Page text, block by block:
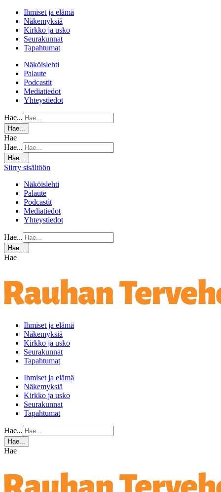
Ihmiset ja elämä
Näkemyksiä
Kirkko ja usko
Seurakunnat
Tapahtumat
Näköislehti
Palaute
Podcastit
Mediatiedot
Yhteystiedot
Hae...
Hae...
Hae
Hae...
Hae...
Siirry sisältöön
Näköislehti
Palaute
Podcastit
Mediatiedot
Yhteystiedot
Hae...
Hae...
Hae
Ihmiset ja elämä
Näkemyksiä
Kirkko ja usko
Seurakunnat
Tapahtumat
Ihmiset ja elämä
Näkemyksiä
Kirkko ja usko
Seurakunnat
Tapahtumat
Hae...
Hae...
Hae